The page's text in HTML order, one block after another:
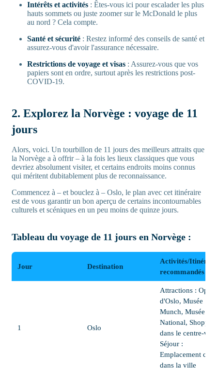
Intérêts et activités : Êtes-vous ici pour escalader les plus
hauts sommets ou juste zoomer sur le McDonald le plus
au nord ? Cela compte.
Santé et sécurité : Restez informé des conseils de santé et
assurez-vous d'avoir l'assurance nécessaire.
Restrictions de voyage et visas : Assurez-vous que vos
papiers sont en ordre, surtout après les restrictions post-
COVID-19.
2. Explorez la Norvège : voyage de 11
jours
Alors, voici. Un tourbillon de 11 jours des meilleurs attraits que
la Norvège a à offrir – à la fois les lieux classiques que vous
devriez absolument visiter, et certains endroits moins connus
qui méritent dubitablement plus de reconnaissance.
Commencez à – et bouclez à – Oslo, le plan avec cet itinéraire
est de vous garantir un bon aperçu de certains incontournables
culturels et scéniques en un peu moins de quinze jours.
Tableau du voyage de 11 jours en Norvège :
Jour Destination
Activités/
recommandés
1 Oslo
Attractions : Opéra
d'Oslo, Musée
Munch, Musée
National,
dans le centre-ville
Séjour :
Emplacement
dans la ville